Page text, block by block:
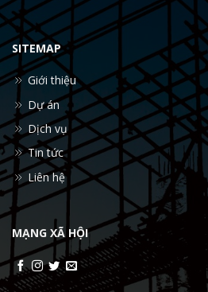
SITEMAP
Giới thiệu
Dự án
Dịch vụ
Tin tức
Liên hệ
MẠNG XÃ HỘI